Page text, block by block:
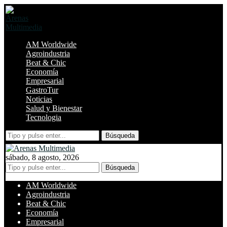
AM Worldwide
Agroindustria
Beat & Chic
Economía
Empresarial
GastroTur
Noticias
Salud y Bienestar
Tecnologia
Búsqueda
sábado, 8 agosto, 2026
Búsqueda
AM Worldwide
Agroindustria
Beat & Chic
Economía
Empresarial